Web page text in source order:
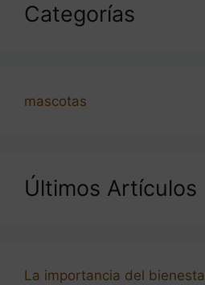
Categorías
mascotas
Últimos Artículos
La importancia del